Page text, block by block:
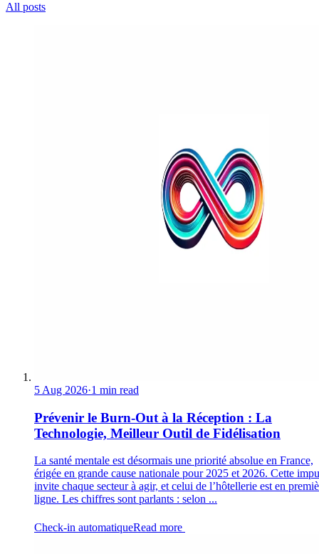
All posts
5 Aug 2026·1 min read
Prévenir le Burn-Out à la Réception : La
Technologie, Meilleur Outil de Fidélisation
La santé mentale est désormais une priorité absolue en France,
érigée en grande cause nationale pour 2025 et 2026. Cette
invite chaque secteur à agir, et celui de l’hôtellerie est en
ligne. Les chiffres sont parlants : selon ...
Check-in automatiqueRead more